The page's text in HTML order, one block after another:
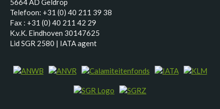
5664 AD Geldrop
Telefoon: +31 (0) 40 211 39 38
Fax : +31 (0) 40 211 42 29
K.v.K. Eindhoven 30147625
Lid SGR 2580 | IATA agent